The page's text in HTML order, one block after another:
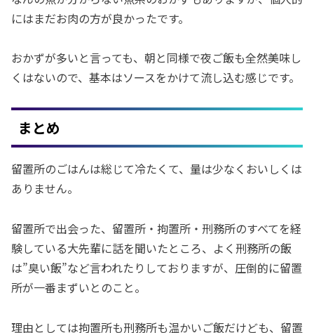
にはまだお肉の方が良かったです。
おかずが多いと言っても、朝と同様で夜ご飯も全然美味し
くはないので、基本はソースをかけて流し込む感じです。
まとめ
留置所のごはんは総じて冷たくて、量は少なくおいしくは
ありません。
留置所で出会った、留置所・拘置所・刑務所のすべてを経
験している大先輩に話を聞いたところ、よく刑務所の飯
は”臭い飯”など言われたりしておりますが、圧倒的に留置
所が一番まずいとのこと。
理由としては拘置所も刑務所も温かいご飯だけども、留置